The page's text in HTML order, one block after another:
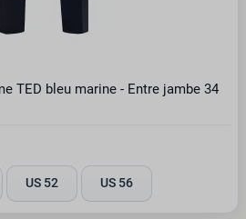
costume TED bleu marine - Entre jambe 34
US 52 US 56